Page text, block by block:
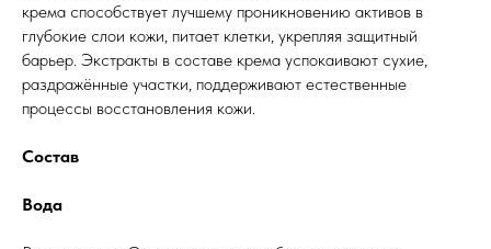
крема способствует лучшему проникновению активов в
глубокие слои кожи, питает клетки, укрепляя защитный
барьер. Экстракты в составе крема успокаивают сухие,
раздражённые участки, поддерживают естественные
процессы восстановления кожи.
Состав
Вода